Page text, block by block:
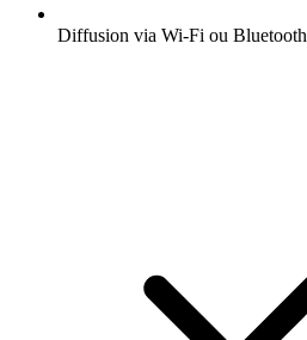
Diffusion via Wi-Fi ou Bluetooth